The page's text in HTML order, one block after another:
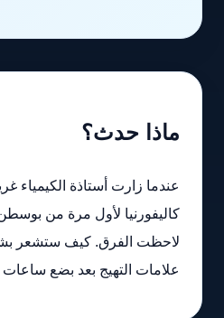
ماذا حدث؟
عندما زارت أستاذة الكيمياء
كاليفورنيا لأول مرة من
لاحظت الفرق. كيف ستشعر
علامات التهيج بعد بضع